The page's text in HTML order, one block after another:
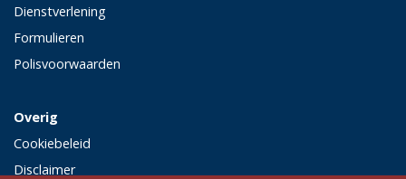
Dienstverlening
Formulieren
Polisvoorwaarden
Overig
Cookiebeleid
Disclaimer